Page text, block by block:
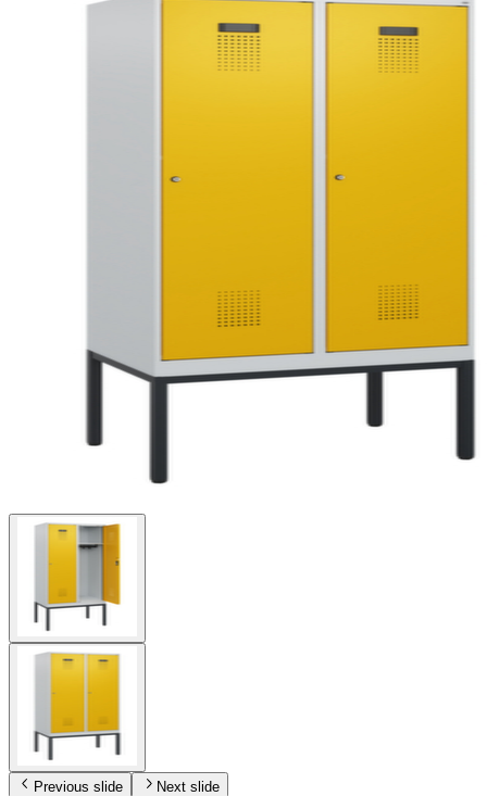
Previous slide Next slide